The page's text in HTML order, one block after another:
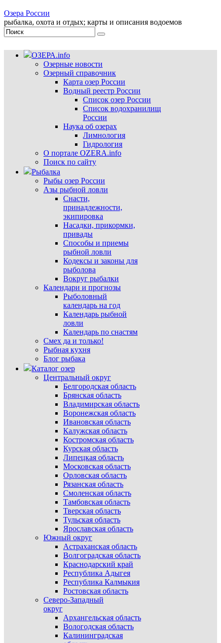
Озера России
рыбалка, охота и отдых; карты и описания водоемов
ОЗЕРА.info
Озерные новости
Озерный справочник
Карта озер России
Водный реестр России
Список озер России
Список водохранилищ
России
Наука об озерах
Лимнология
Гидрология
О портале OZERA.info
Поиск по сайту
Рыбалка
Рыбы озер России
Азы рыбной ловли
Снасти,
принадлежности,
экипировка
Насадки, прикормки,
привады
Способы и приемы
рыбной ловли
Кодексы и законы для
рыболова
Вокруг рыбалки
Календари и прогнозы
Рыболовный
календарь на год
Календарь рыбной
ловли
Календарь по снастям
Смех да и только!
Рыбная кухня
Блог рыбака
Каталог озер
Центральный округ
Белгородская область
Брянская область
Владимирская область
Воронежская область
Ивановская область
Калужская область
Костромская область
Курская область
Липецкая область
Московская область
Орловская область
Рязанская область
Смоленская область
Тамбовская область
Тверская область
Тульская область
Ярославская область
Южный округ
Астраханская область
Волгоградская область
Краснодарский край
Республика Адыгея
Республика Калмыкия
Ростовская область
Северо-Западный
округ
Архангельская область
Вологодская область
Калининградская